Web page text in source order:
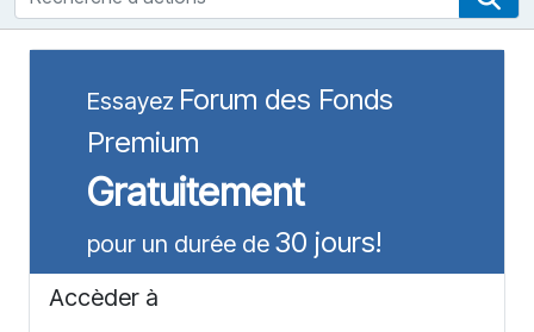
Essayez Forum des Fonds
Premium
Gratuitement
pour un durée de 30 jours!
Accèder à